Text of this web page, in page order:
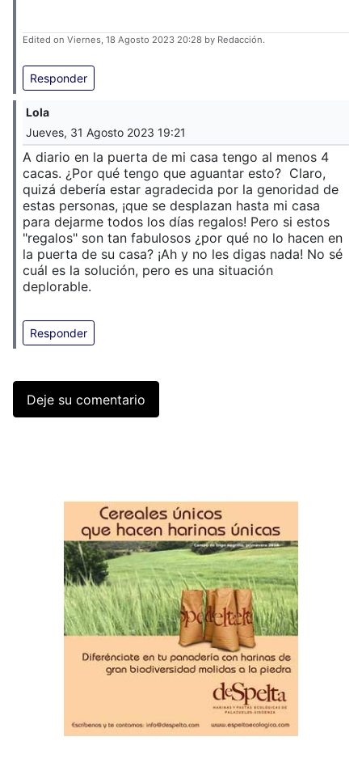
Edited on Viernes, 18 Agosto 2023 20:28 by Redacción.
Responder
Lola
Jueves, 31 Agosto 2023 19:21
A diario en la puerta de mi casa tengo al menos 4
cacas. ¿Por qué tengo que aguantar esto? Claro,
quizá debería estar agradecida por la genoridad de
estas personas, ¡que se desplazan hasta mi casa
para dejarme todos los días regalos! Pero si estos
"regalos" son tan fabulosos ¿por qué no lo hacen en
la puerta de su casa? ¡Ah y no les digas nada! No sé
cuál es la solución, pero es una situación
deplorable.
Responder
Deje su comentario